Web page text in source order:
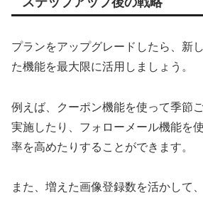
プランをアップグレードしたら、新
た機能を最大限に活用しましょう。
例えば、クーポン機能を使って季節
実施したり、フォローメール機能を
率を高めたりすることができます。
また、増えた画像登録数を活かして